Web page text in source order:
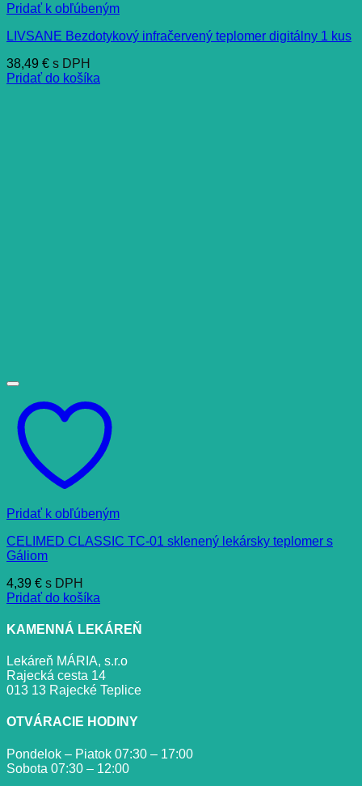
Pridať k obľúbeným
LIVSANE Bezdotykový infračervený teplomer digitálny 1 kus
38,49 € s DPH
Pridať do košíka
Pridať k obľúbeným
CELIMED CLASSIC TC-01 sklenený lekársky teplomer s
Gáliom
4,39 € s DPH
Pridať do košíka
KAMENNÁ LEKÁREŇ
Lekáreň MÁRIA, s.r.o
Rajecká cesta 14
013 13 Rajecké Teplice
OTVÁRACIE HODINY
Pondelok – Piatok 07:30 – 17:00
Sobota 07:30 – 12:00